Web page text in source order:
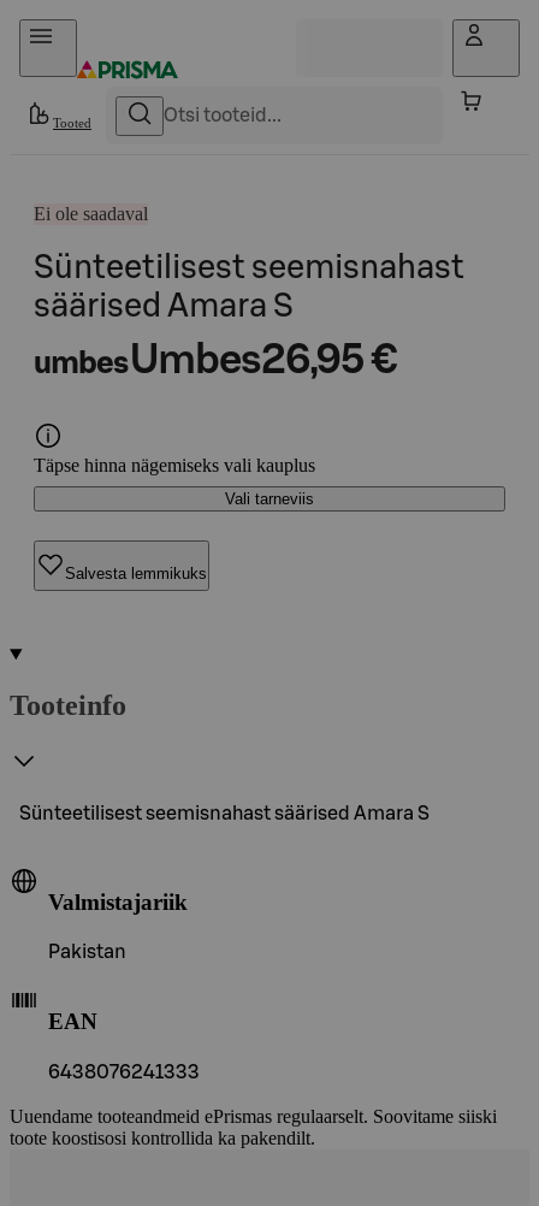
Otse sisu juurde
Tooted
Ei ole saadaval
Sünteetilisest seemisnahast
säärised Amara S
umbesUmbes26,95 €
Täpse hinna nägemiseks vali kauplus
Vali tarneviis
Salvesta lemmikuks
Tooteinfo
Sünteetilisest seemisnahast säärised Amara S
Valmistajariik
Pakistan
EAN
6438076241333
Uuendame tooteandmeid ePrismas regulaarselt. Soovitame siiski
toote koostisosi kontrollida ka pakendilt.